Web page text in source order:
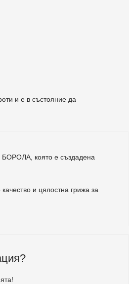
и е в състояние да
БОРОЛА , която е създадена
и цялостна грижа за